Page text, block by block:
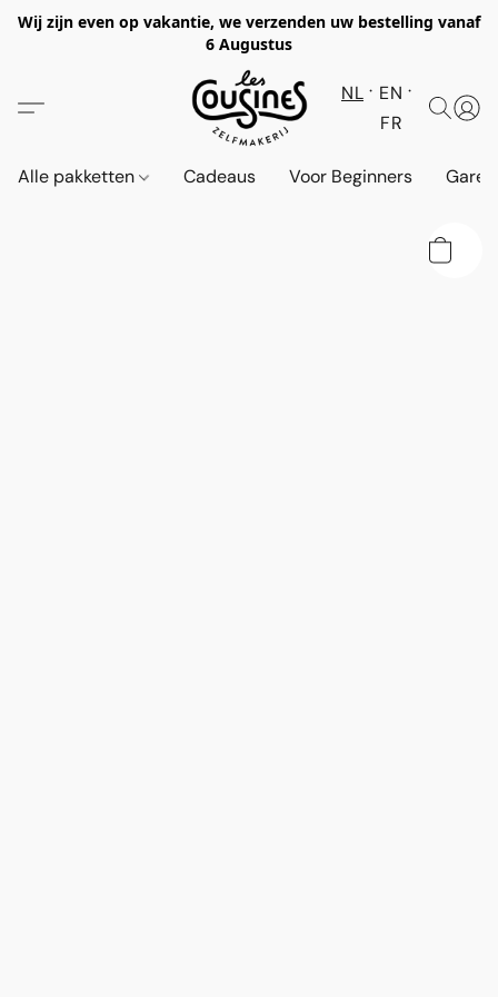
Wij zijn even op vakantie, we verzenden uw bestelling vanaf
6 Augustus
NL
EN
FR
Alle pakketten Cadeaus Voor Beginners